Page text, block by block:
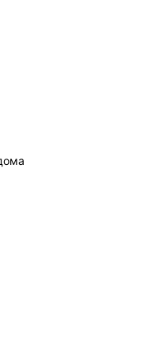
5359108707-